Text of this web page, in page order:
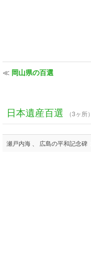
≪ 岡山県の百選
日本遺産百選 （3ヶ所）